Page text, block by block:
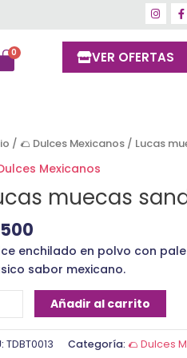
VER OFERTAS
/🌮 Dulces Mexicanos / Lucas
Mexicanos
muecas
enchilado en polvo con
sabor mexicano.
Añadir al carrito
TDBT0013 Categoría:🌮 Dulces